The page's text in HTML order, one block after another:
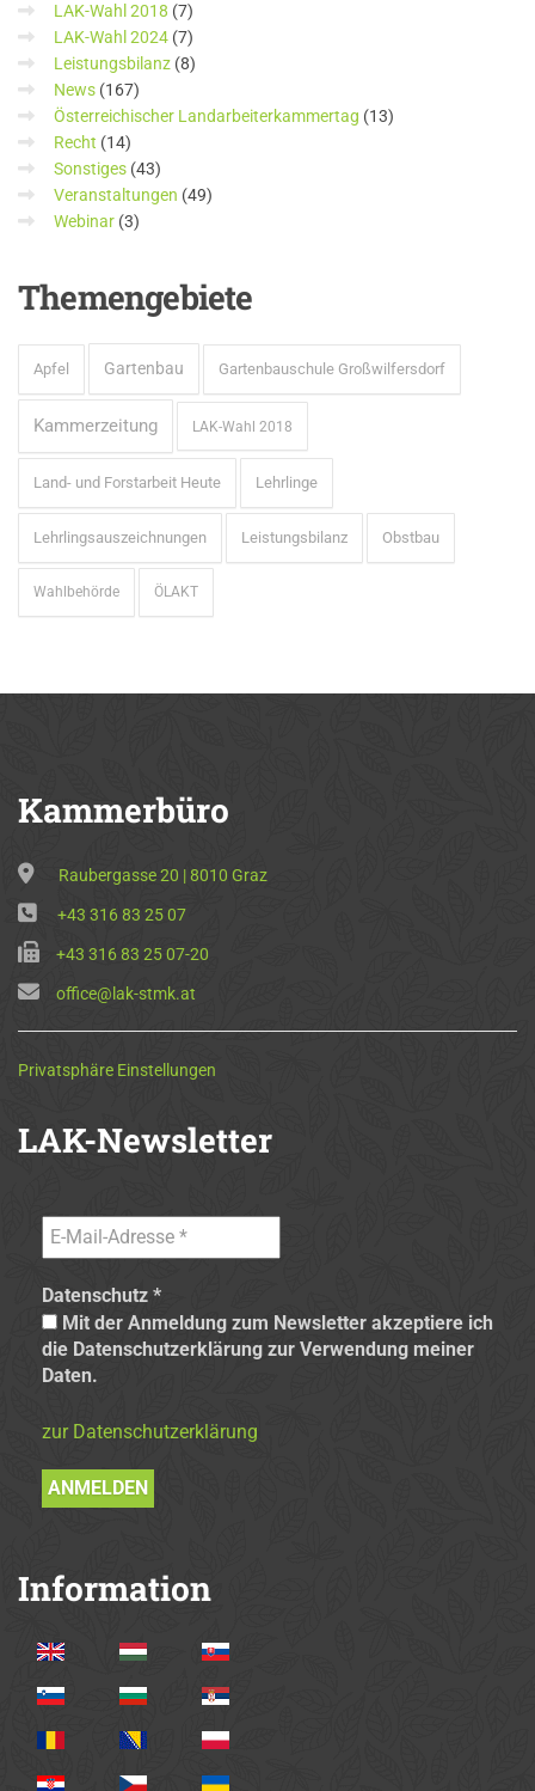
LAK-Wahl 2018 (7)
LAK-Wahl 2024 (7)
Leistungsbilanz (8)
News (167)
Österreichischer Landarbeiterkammertag (13)
Recht (14)
Sonstiges (43)
Veranstaltungen (49)
Webinar (3)
Themengebiete
Apfel Gartenbau Gartenbauschule Großwilfersdorf
Kammerzeitung LAK-Wahl 2018
Land- und Forstarbeit Heute Lehrlinge
Lehrlingsauszeichnungen Leistungsbilanz Obstbau
Wahlbehörde ÖLAKT
Kammerbüro
Raubergasse 20 | 8010 Graz
+43 316 83 25 07
+43 316 83 25 07-20
office@lak-stmk.at
Privatsphäre Einstellungen
LAK-Newsletter
Datenschutz *
Mit der Anmeldung zum Newsletter akzeptiere ich
die Datenschutzerklärung zur Verwendung meiner
Daten.
zur Datenschutzerklärung
Information